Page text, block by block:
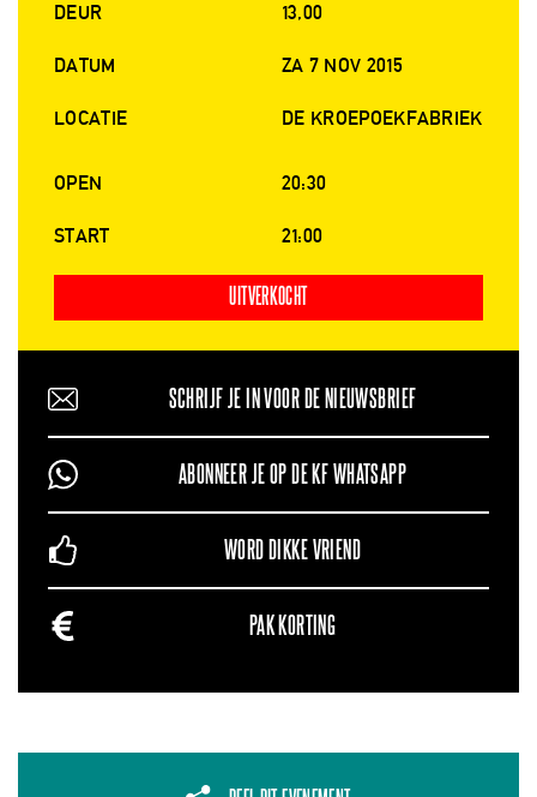
DEUR 13,00
DATUM ZA 7 NOV 2015
LOCATIE DE KROEPOEKFABRIEK
OPEN 20:30
START 21:00
UITVERKOCHT
SCHRIJF JE IN VOOR DE NIEUWSBRIEF
ABONNEER JE OP DE KF WHATSAPP
WORD DIKKE VRIEND
PAK KORTING